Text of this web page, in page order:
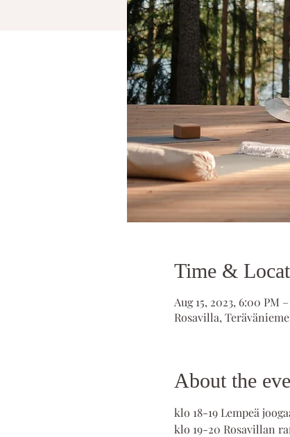
Time &
Aug 15, 2023, 6:00 PM
Rosavilla,
About the
klo 18-19 Lempeä
klo 19-20 Rosavillan